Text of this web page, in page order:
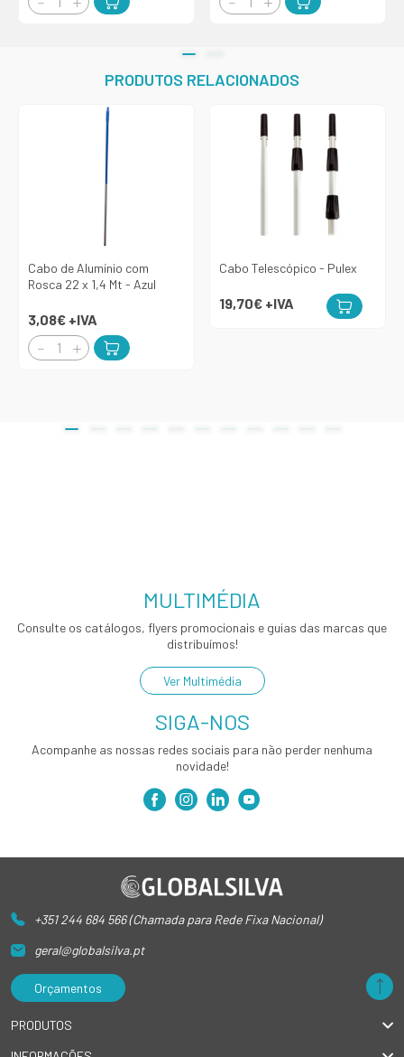
PRODUTOS RELACIONADOS
Cabo de Alumínio com
Rosca 22 x 1,4 Mt - Azul
3,08€ +IVA
Cabo Telescópico - Pulex
19,70€ +IVA
MULTIMÉDIA
Consulte os catálogos, flyers promocionais e guias das marcas que
distribuímos!
Ver Multimédia
SIGA-NOS
Acompanhe as nossas redes sociais para não perder nenhuma
novidade!
+351 244 684 566 (Chamada para Rede Fixa Nacional)
geral@globalsilva.pt
Orçamentos
PRODUTOS